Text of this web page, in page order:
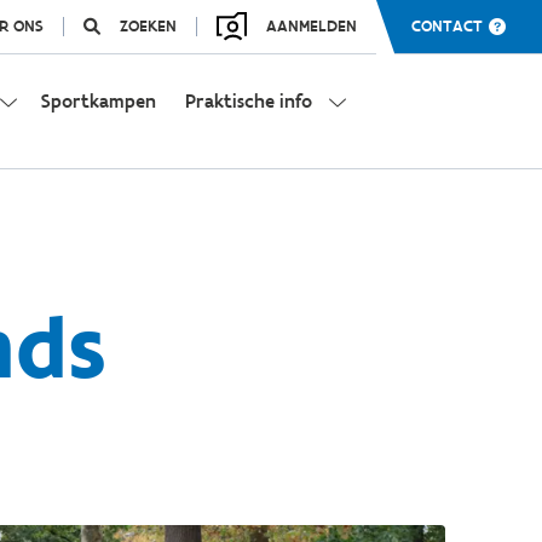
ONS ZOEKEN AANMELDEN CONTACT
Sportkampen Praktische info